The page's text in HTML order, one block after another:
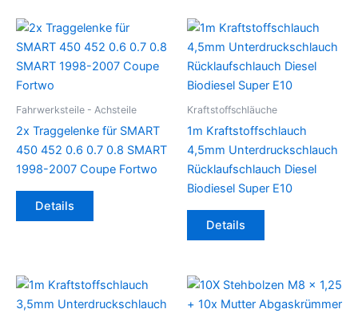
Fahrwerksteile - Achsteile
2x Traggelenke für SMART
450 452 0.6 0.7 0.8 SMART
1998-2007 Coupe Fortwo
Details
Kraftstoffschläuche
1m Kraftstoffschlauch
4,5mm Unterdruckschlauch
Rücklaufschlauch Diesel
Biodiesel Super E10
Details